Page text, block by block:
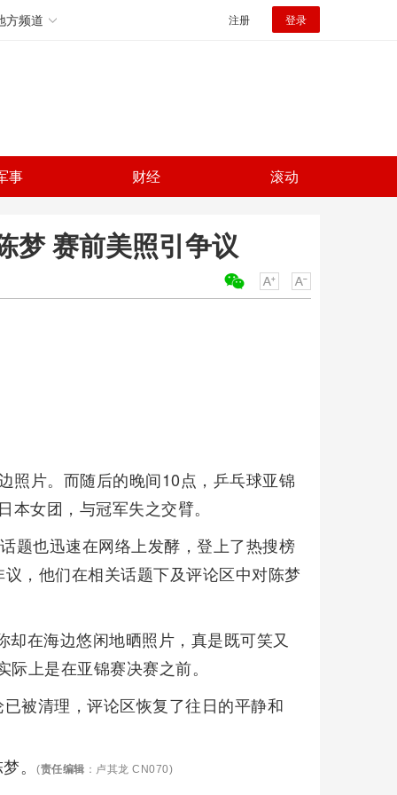
方频道 注册 登录
事 财经 滚动
梦 赛前美照引争议
照片。而随后的晚间10点，乒乓球亚锦
女团，与冠军失之交臂。
题也迅速在网络上发酵，登上了热搜榜
，他们在相关话题下及评论区中对陈梦
在海边悠闲地晒照片，真是既可笑又
上是在亚锦赛决赛之前。
被清理，评论区恢复了往日的平静和
。(责任编辑 ：卢其龙 CN070)